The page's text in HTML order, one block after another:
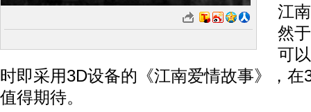
江
然
可
时即采用3D设备的《江南爱情故事》，在
值得期待。